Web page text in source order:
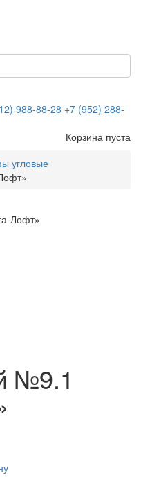
988-88-28 +7 (952) 288-
Корзина пуста
угловые
№9.1